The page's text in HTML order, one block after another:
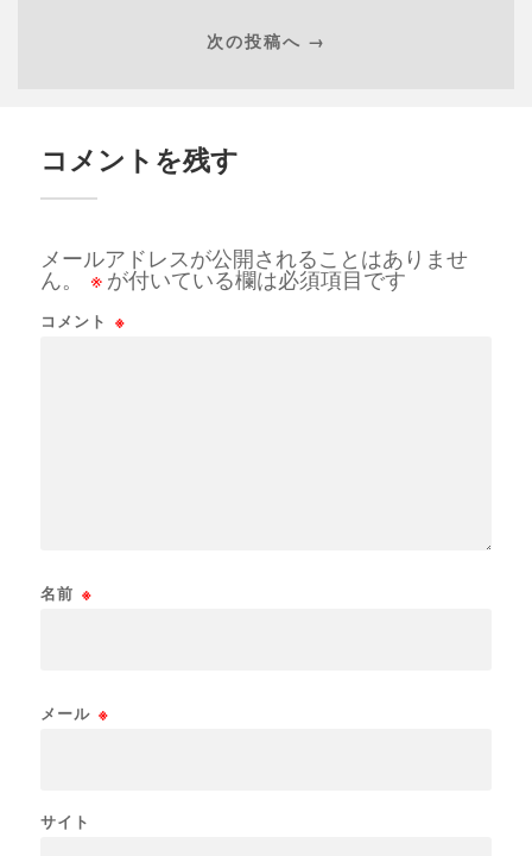
次の投稿へ →
コメントを残す
メールアドレスが公開されることはありませ
ん。
※ が付いている欄は必須項目です
コメント ※
名前 ※
メール ※
サイト